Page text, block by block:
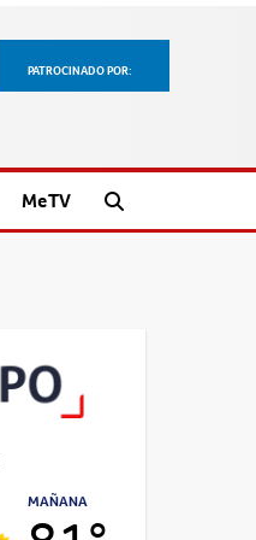
PATROCINADO POR:
MeTV
MAÑANA